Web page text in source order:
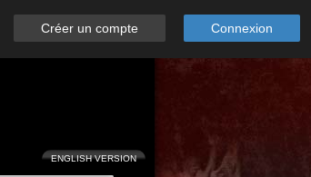
Connexion
Créer un compte
ENGLISH VERSION